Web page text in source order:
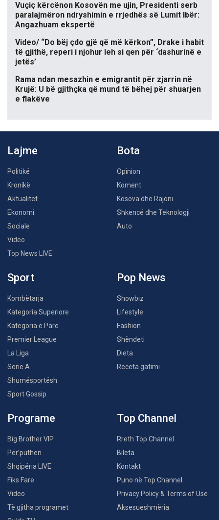
Vuçiç kërcënon Kosovën me ujin, Presidenti serb
paralajmëron ndryshimin e rrjedhës së Lumit Ibër:
Angazhuam ekspertë
Video/ “Do bëj çdo gjë që më kërkon”, Drake i habit
të gjithë, reperi i njohur leh si qen për ‘dashurinë e
jetës’
Rama ndan mesazhin e emigrantit për zjarrin në
Krujë: U bë gjithçka që mund të bëhej për shuarjen
e flakëve
Lajme
Politikë
Kronikë
Aktualitet
Ekonomi
Sociale
Video
Top News LIVE
Bota
Opinion
Koment
Kosova dhe Rajoni
Shkencë dhe Teknologji
Auto
Sport
Kombëtarja
Kategoria Superiore
Kategoria e Parë
Premier League
La Liga
Serie A
Shumësportësh
Sport Gossip
Pop News
Showbiz
Lifestyle
Fashion
Shëndeti
Dieta
Receta gatimi
Programe
Big Brother VIP
Për’puthen
Shqipëria LIVE
Fiks Fare
Video
Të gjitha programet
Top Channel
Rreth Top Channel
Bileta
Kontakt
Puno në Top Channel
Privacy Policy & Terms of Use
Aksesueshmëria